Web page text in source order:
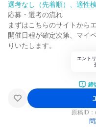
選考なし（先着順）、適性
応募・選考の流れ
まずはこちらのサイトから
開催日程が確定次第、マイ
りいたします。
エント
締
原稿ID：